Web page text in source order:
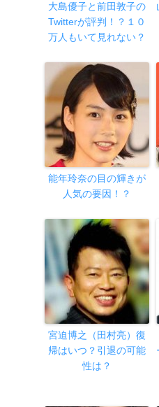
大島優子と前田敦子の
Twitterが評判！？１０
万人もいて見れない？
能年玲奈の目の輝きが
人気の要因！？
宮迫博之（田村亮）復
帰はいつ？引退の可能
性は？